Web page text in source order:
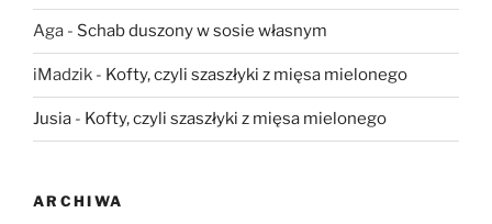
Aga - Schab duszony w sosie własnym
iMadzik - Kofty, czyli szaszłyki z mięsa mielonego
Jusia - Kofty, czyli szaszłyki z mięsa mielonego
ARCHIWA